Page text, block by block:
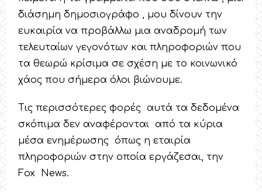
διάσημη δημοσιογράφο , μου δίνουν την
ευκαιρία να προβάλλω μια αναδρομή των
τελευταίων γεγονότων και πληροφοριών που
τα θεωρώ κρίσιμα σε σχέση με το κοινωνικό
χάος που σήμερα όλοι βιώνουμε.
Τις περισσότερες φορές αυτά τα δεδομένα
σκόπιμα δεν αναφέρονται από τα κύρια
μέσα ενημέρωσης όπως η εταιρία
πληροφοριών στην οποία εργάζεσαι, την
Fox News.